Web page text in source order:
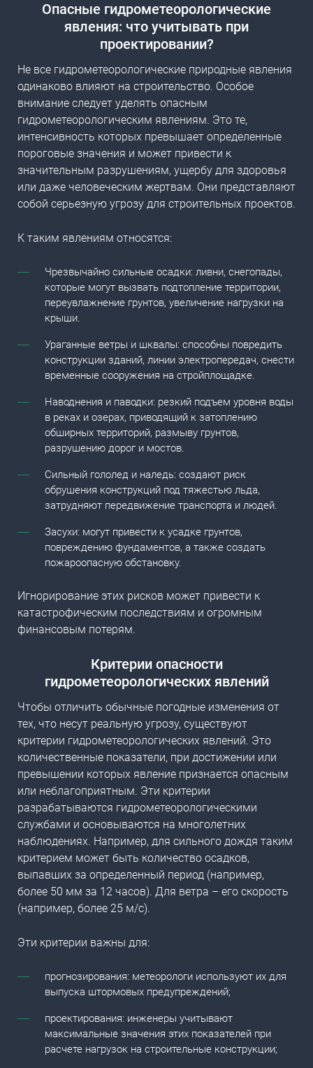
Опасные гидрометеорологические
явления: что учитывать при
проектировании?
Не все гидрометеорологические природные явления
одинаково влияют на строительство. Особое
внимание следует уделять опасным
гидрометеорологическим явлениям. Это те,
интенсивность которых превышает определенные
пороговые значения и может привести к
значительным разрушениям, ущербу для здоровья
или даже человеческим жертвам. Они представляют
собой серьезную угрозу для строительных проектов.
К таким явлениям относятся:
Чрезвычайно сильные осадки: ливни, снегопады,
которые могут вызвать подтопление территории,
переувлажнение грунтов, увеличение нагрузки на
крыши.
Ураганные ветры и шквалы: способны повредить
конструкции зданий, линии электропередач, снести
временные сооружения на стройплощадке.
Наводнения и паводки: резкий подъем уровня воды
в реках и озерах, приводящий к затоплению
обширных территорий, размыву грунтов,
разрушению дорог и мостов.
Сильный гололед и наледь: создают риск
обрушения конструкций под тяжестью льда,
затрудняют передвижение транспорта и людей.
Засухи: могут привести к усадке грунтов,
повреждению фундаментов, а также создать
пожароопасную обстановку.
Игнорирование этих рисков может привести к
катастрофическим последствиям и огромным
финансовым потерям.
Критерии опасности
гидрометеорологических явлений
Чтобы отличить обычные погодные изменения от
тех, что несут реальную угрозу, существуют
критерии гидрометеорологических явлений. Это
количественные показатели, при достижении или
превышении которых явление признается опасным
или неблагоприятным. Эти критерии
разрабатываются гидрометеорологическими
службами и основываются на многолетних
наблюдениях. Например, для сильного дождя таким
критерием может быть количество осадков,
выпавших за определенный период (например,
более 50 мм за 12 часов). Для ветра – его скорость
(например, более 25 м/с).
Эти критерии важны для:
прогнозирования: метеорологи используют их для
выпуска штормовых предупреждений;
проектирования: инженеры учитывают
максимальные значения этих показателей при
расчете нагрузок на строительные конструкции;